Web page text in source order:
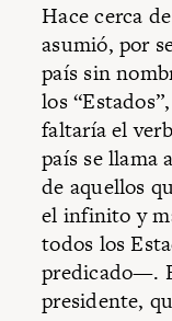
Hace cerca
asumió, por
país sin
los
faltaría el
país se llama
de aquellos
el infinito y
todos los
predicado—.
presidente,